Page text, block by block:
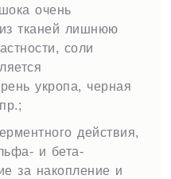
очень
тканей лишнюю
соли
укропа, черная
действия,
и бета-
за накопление и